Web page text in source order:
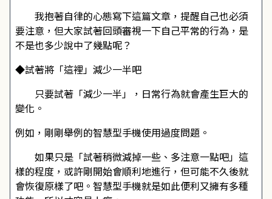
我抱著自律的心態寫下這篇文章，提醒自己也必須
要注意，但大家試著回頭審視一下自己平常的行為，是
不是也多少說中了幾點呢？
◆試著將「這裡」減少一半吧
只要試著「減少一半」，日常行為就會產生巨大的
變化。
例如，剛剛舉例的智慧型手機使用過度問題。
如果只是「試著稍微減掉一些、多注意一點吧」這
樣的程度，或許剛開始會順利地進行，但可能不久後就
會恢復原樣了吧。智慧型手機就是如此便利又擁有多種